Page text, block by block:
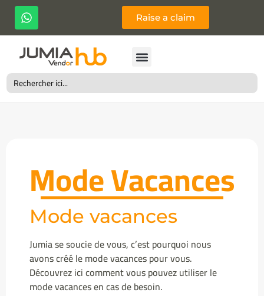
Raise a claim
Search
for:
Mode Vacances
Mode vacances
Jumia se soucie de vous, c’est pourquoi nous
avons créé le mode vacances pour vous.
Découvrez ici comment vous pouvez utiliser le
mode vacances en cas de besoin.